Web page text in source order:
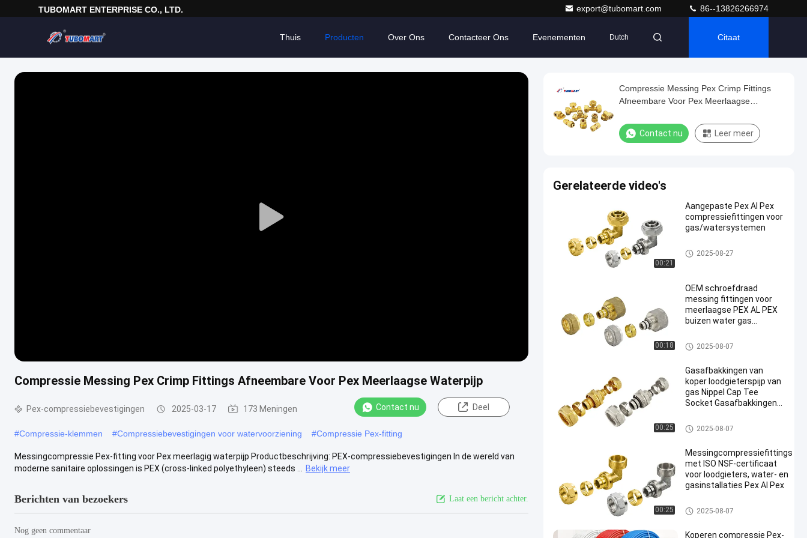
TUBOMART ENTERPRISE CO., LTD. export@tubomart.com 86--13826266974
Thuis Producten Over Ons Contacteer Ons Evenementen Dutch Citaat
Play
Compressie Messing Pex Crimp Fittings Afneembare Voor Pex Meerlaagse Waterpijp
Pex-compressiebevestigingen 2025-03-17 173 Meningen Contact nu Deel
#Compressie-klemmen #Compressiebevestigingen voor watervoorziening #Compressie Pex-fitting
Messingcompressie Pex-fitting voor Pex meerlagig waterpijp Productbeschrijving: PEX-compressiebevestigingen In de wereld van
moderne sanitaire oplossingen is PEX (cross-linked polyethyleen) steeds ...
Bekijk meer
Berichten van bezoekers Laat een bericht achter.
Nog geen commentaar
Compressie Messing Pex Crimp Fittings
Afneembare Voor Pex Meerlaagse
Contact nu Leer meer
Gerelateerde video's
00:21
Aangepaste Pex Al Pex
compressiefittingen voor
gas/watersystemen
Pex-compressiebevestigingen
2025-08-27
00:18
OEM schroefdraad
messing fittingen voor
meerlaagse PEX AL PEX
buizen water gas
sanitair
Pex-compressiebevestigingen
2025-08-07
00:25
Gasafbakkingen van
koper loodgieterspijp van
gas Nippel Cap Tee
Socket Gasafbakkingen
Pex-compressiebevestigingen
2025-08-07
00:25
Messingcompressiefittings
met ISO NSF-certificaat
voor loodgieters, water- en
gasinstallaties Pex Al Pex
Pex-compressiebevestigingen
2025-08-07
Koperen compressie Pex-